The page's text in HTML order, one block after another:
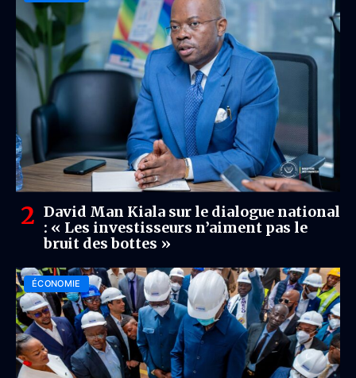
David Man Kiala sur le dialogue national
: « Les investisseurs n’aiment pas le
bruit des bottes »
ÉCONOMIE